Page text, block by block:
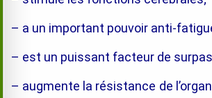
– a un important pouvoir anti-
– est un puissant facteur de
– augmente la résistance de